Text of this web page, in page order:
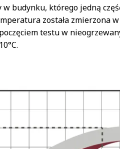
w budynku, którego jedną
została zmierzona
testu w